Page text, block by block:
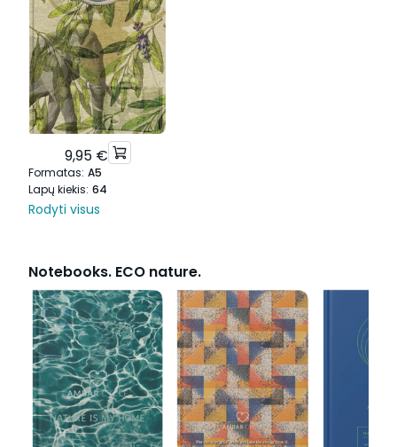
9,95 €
Formatas: A5
Lapų kiekis: 64
Rodyti visus
Notebooks. ECO nature.